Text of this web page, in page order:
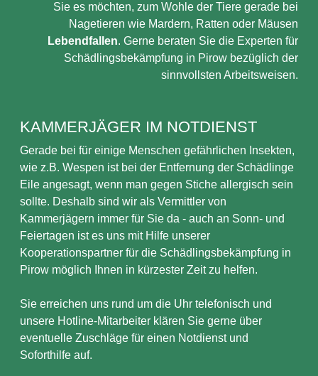
Sie es möchten, zum Wohle der Tiere gerade bei
Nagetieren wie Mardern, Ratten oder Mäusen
Lebendfallen. Gerne beraten Sie die Experten für
Schädlingsbekämpfung in Pirow bezüglich der
sinnvollsten Arbeitsweisen.
KAMMERJÄGER IM NOTDIENST
Gerade bei für einige Menschen gefährlichen Insekten,
wie z.B. Wespen ist bei der Entfernung der Schädlinge
Eile angesagt, wenn man gegen Stiche allergisch sein
sollte. Deshalb sind wir als Vermittler von
Kammerjägern immer für Sie da - auch an Sonn- und
Feiertagen ist es uns mit Hilfe unserer
Kooperationspartner für die Schädlingsbekämpfung in
Pirow möglich Ihnen in kürzester Zeit zu helfen.
Sie erreichen uns rund um die Uhr telefonisch und
unsere Hotline-Mitarbeiter klären Sie gerne über
eventuelle Zuschläge für einen Notdienst und
Soforthilfe auf.